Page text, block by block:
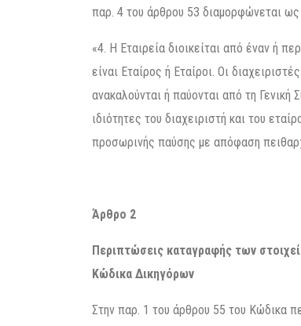
παρ. 4 του άρθρου 53 διαμορφώνεται ως
«4. Η Εταιρεία διοικείται από έναν ή
είναι Εταίρος ή Εταίροι. Οι
ανακαλούνται ή παύονται από τη
ιδιότητες του διαχειριστή και του
προσωρινής παύσης με απόφαση
Άρθρο 2
Περιπτώσεις καταγραφής των
Κώδικα Δικηγόρων
Στην παρ. 1 του άρθρου 55 του Κώδικα